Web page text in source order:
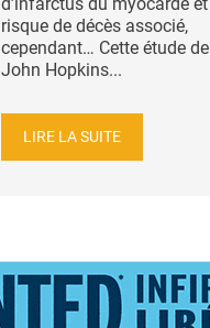
risque de décès associé,
cependant… Cette étude
John Hopkins...
LIRE LA SUITE
ACCUEIL